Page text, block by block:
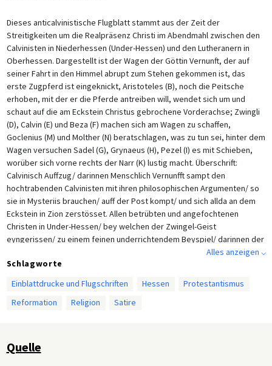
Dieses anticalvinistische Flugblatt stammt aus der Zeit der
Streitigkeiten um die Realpräsenz Christi im Abendmahl zwischen den
Calvinisten in Niederhessen (Under-Hessen) und den Lutheranern in
Oberhessen. Dargestellt ist der Wagen der Göttin Vernunft, der auf
seiner Fahrt in den Himmel abrupt zum Stehen gekommen ist, das
erste Zugpferd ist eingeknickt, Aristoteles (B), noch die Peitsche
erhoben, mit der er die Pferde antreiben will, wendet sich um und
schaut auf die am Eckstein Christus gebrochene Vorderachse; Zwingli
(D), Calvin (E) und Beza (F) machen sich am Wagen zu schaffen,
Goclenius (M) und Molther (N) beratschlagen, was zu tun sei, hinter dem
Wagen versuchen Sadel (G), Grynaeus (H), Pezel (I) es mit Schieben,
worüber sich vorne rechts der Narr (K) lustig macht. Überschrift:
Calvinisch Auffzug/ darinnen Menschlich Vernunfft sampt den
hochtrabenden Calvinisten mit ihren philosophischen Argumenten/ so
sie in Mysteriis brauchen/ auff der Post kompt/ und sich allda an dem
Eckstein in Zion zerstösset. Allen betrübten und angefochtenen
Christen in Under-Hessen/ bey welchen der Zwingel-Geist
eyngerissen/ zu einem feinen underrichtendem Beyspiel/ darinnen der
Wirbel oder Zwingelkopff als in einem Spiegel herfür leuchtet/
gestellet.
Alles anzeigen ⌵
Schlagworte
Einblattdrucke und Flugschriften
Hessen
Protestantismus
Reformation
Religion Satire
Quelle